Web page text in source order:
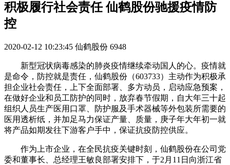
积极履行社会责任 仙鹤股份驰援疫情防
控
2020-02-12 10:23:45 仙鹤股份 6948
新型冠状病毒感染的肺炎疫情继续牵动国人的心。疫情就
是命令，防控就是责任，仙鹤股份（603733）主动作为积极承
担企业社会责任，上下全面部署、多方动员，启动应急预案，
在做好企业和员工防护的同时，放弃春节假期，自大年三十起
组织人员生产医用口罩、防护服及手术器械等外包装所需要的
医用透析纸，并加足马力保证产量、质量，庚子年大年初一就
将产品如期发往下游客户手中，保证抗疫防控供应。
作为上市企业，在全民抗疫关键时刻，仙鹤股份在公司党
委和董事长、总经理王敏良部署安排下，于2月11日向浙江省